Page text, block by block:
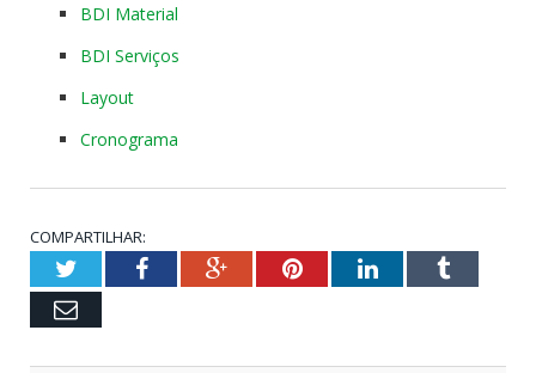
BDI Material
BDI Serviços
Layout
Cronograma
COMPARTILHAR:
TwitterFacebookGoogle+PinterestLinkedInTumblr
Email